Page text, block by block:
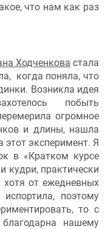
что нам как раз
Ходченкова стала
когда поняла, что
Возникла идея
побыть
огромное
и длины, нашла
этот эксперимент. Я
в «Кратком курсе
кудри, практически
от ежедневных
поэтому
то с
нашему